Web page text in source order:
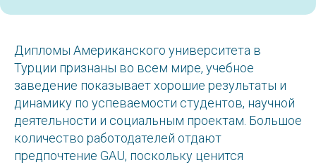
Дипломы Американского университета в
Турции признаны во всем мире, учебное
заведение показывает хорошие результаты и
динамику по успеваемости студентов, научной
деятельности и социальным проектам. Большое
количество работодателей отдают
предпочтение GAU, поскольку ценится